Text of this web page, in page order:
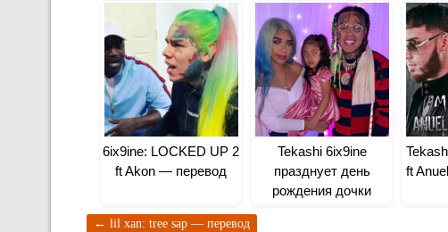
6ix9ine: LOCKED UP 2
ft Akon — перевод
Tekashi 6ix9ine
празднует день
рождения дочки
ft
← lil xan: tree sap — перевод